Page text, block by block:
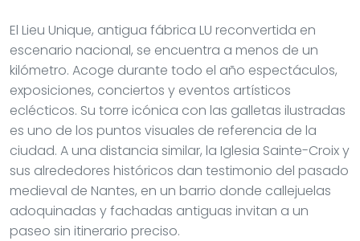
El Lieu Unique, antigua fábrica LU reconvertida en
escenario nacional, se encuentra a menos de un
kilómetro. Acoge durante todo el año espectáculos,
exposiciones, conciertos y eventos artísticos
eclécticos. Su torre icónica con las galletas ilustradas
es uno de los puntos visuales de referencia de la
ciudad. A una distancia similar, la Iglesia Sainte-Croix y
sus alrededores históricos dan testimonio del pasado
medieval de Nantes, en un barrio donde callejuelas
adoquinadas y fachadas antiguas invitan a un
paseo sin itinerario preciso.